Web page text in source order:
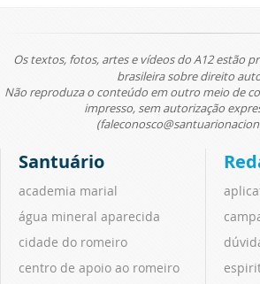
Os textos, fotos, artes e vídeos do A12 estão
brasileira sobre direito
Não reproduza o conteúdo em outro meio de
impresso, sem autorização
Santuário
academia marial
água mineral aparecida
cidade do romeiro
centro de apoio ao romeiro